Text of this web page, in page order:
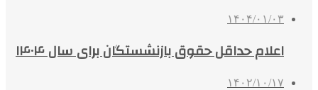
۱۴۰۴/۰۱/۰۳
اعلام حداقل حقوق بازنشستگان برای سال ۱۴۰۴
۱۴۰۲/۱۰/۱۷